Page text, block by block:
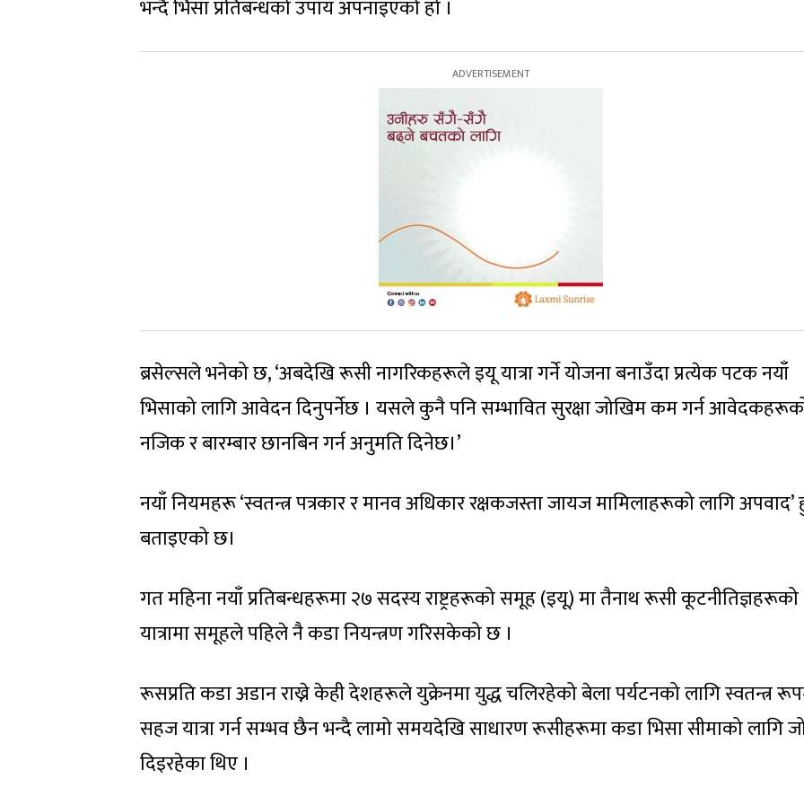
भन्दै भिसा प्रतिबन्धको उपाय अपनाइएको हो ।
ब्रसेल्सले भनेको छ, ‘अबदेखि रूसी नागरिकहरूले इयू यात्रा गर्ने योजना बनाउँदा प्रत्येक पटक नयाँ
भिसाको लागि आवेदन दिनुपर्नेछ । यसले कुनै पनि सम्भावित सुरक्षा जोखिम कम गर्न
नजिक र बारम्बार छानबिन गर्न अनुमति दिनेछ।’
नयाँ नियमहरू ‘स्वतन्त्र पत्रकार र मानव अधिकार रक्षकजस्ता जायज मामिलाहरूको लागि अपवाद’
बताइएको छ।
गत महिना नयाँ प्रतिबन्धहरूमा २७ सदस्य राष्ट्रहरूको समूह (इयू) मा तैनाथ रूसी कूटनीतिज्ञहरूको
यात्रामा समूहले पहिले नै कडा नियन्त्रण गरिसकेको छ ।
रूसप्रति कडा अडान राख्ने केही देशहरूले युक्रेनमा युद्ध चलिरहेको बेला पर्यटनको लागि स्वतन्त्र
सहज यात्रा गर्न सम्भव छैन भन्दै लामो समयदेखि साधारण रूसीहरूमा कडा भिसा सीमाको लागि
दिइरहेका थिए ।